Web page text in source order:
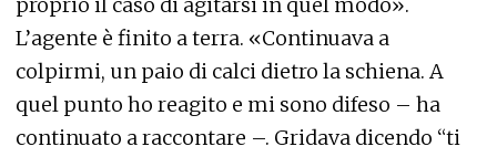
L’agente è finito a terra. «Continuava a
colpirmi, un paio di calci dietro la schiena. A
quel punto ho reagito e mi sono difeso – ha
continuato a raccontare –. Gridava dicendo “ti